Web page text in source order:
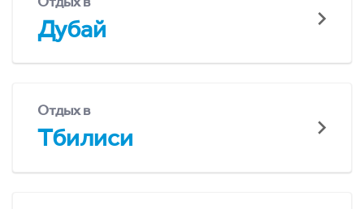
Дубай
Отдых в
Тбилиси